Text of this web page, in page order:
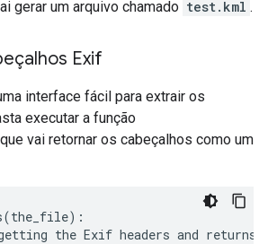
gerar um arquivo chamado test.kml .
Exif
interface fácil para extrair os
executar a função
vai retornar os cabeçalhos como um
the Exif headers and returns